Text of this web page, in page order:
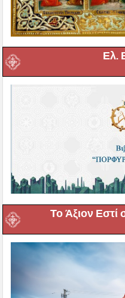
Ελ.
Το Άξιον Εστί